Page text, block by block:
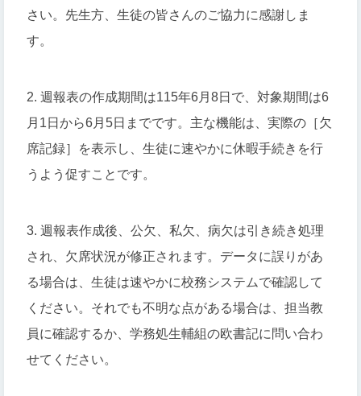
さい。先生方、生徒の皆さんのご協力に感謝しま
す。
2. 週報表の作成期間は115年6月8日で、対象期間は6
月1日から6月5日までです。主な機能は、実際の［欠
席記録］を表示し、生徒に速やかに休暇手続きを行
うよう促すことです。
3. 週報表作成後、公欠、私欠、病欠は引き続き処理
され、欠席状況が修正されます。データに誤りがあ
る場合は、生徒は速やかに校務システムで確認して
ください。それでも不明な点がある場合は、担当教
員に確認するか、学務処生輔組の欧書記に問い合わ
せてください。